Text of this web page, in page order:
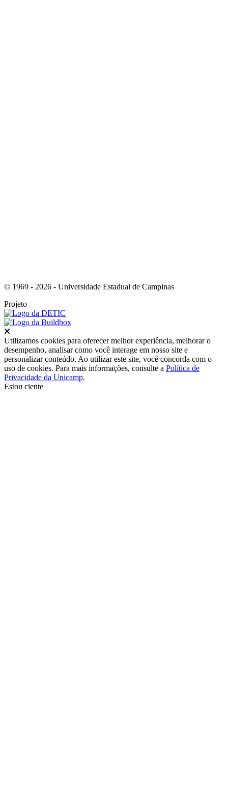
© 1969 - 2026 - Universidade Estadual de Campinas
Projeto
Utilizamos cookies para oferecer melhor experiência, melhorar o
desempenho, analisar como você interage em nosso site e
personalizar conteúdo. Ao utilizar este site, você concorda com o
uso de cookies. Para mais informações, consulte a Política de
Privacidade da Unicamp.
Estou ciente